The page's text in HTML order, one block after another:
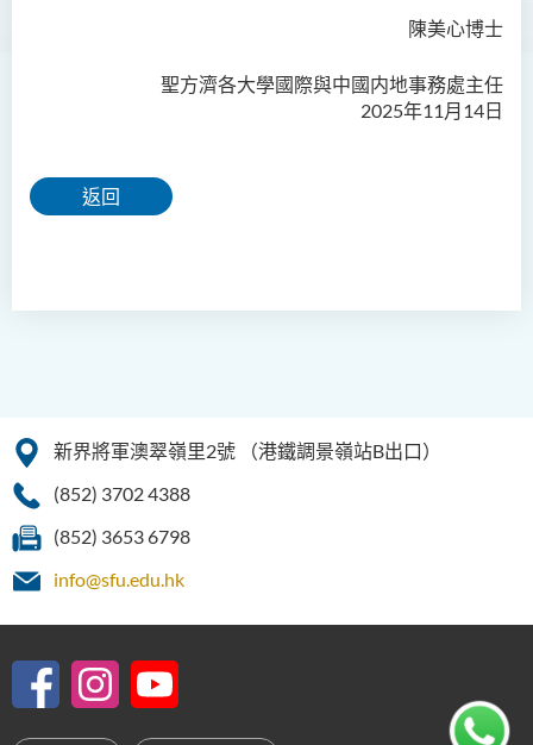
陳美心博士
聖方濟各大學國際與中國内地事務處主任
2025年11月14日
返回
新界將軍澳翠嶺里2號
（港鐵調景嶺站B出口）
(852) 3702 4388
(852) 3653 6798
info@sfu.edu.hk